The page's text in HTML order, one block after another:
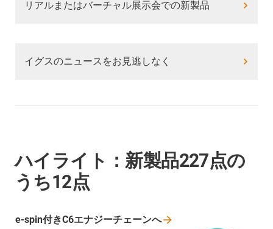
リアルまたはバーチャル展示会での新製品
イグスのニュースをお見逃しなく
ハイライト：新製品227点の
うち12点
e-spin付きC6エナジーチェーンへ